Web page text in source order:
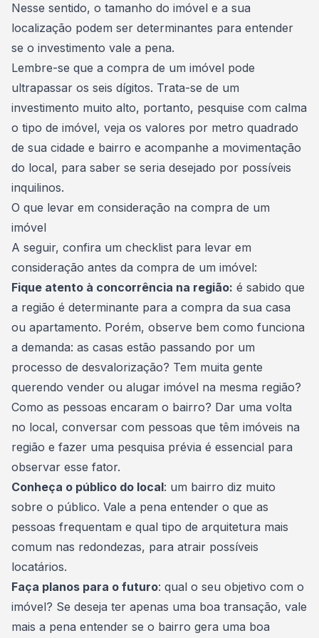
Nesse sentido, o tamanho do imóvel e a sua
localização podem ser determinantes para entender
se o investimento vale a pena.
Lembre-se que a compra de um imóvel pode
ultrapassar os seis dígitos. Trata-se de um
investimento muito alto, portanto, pesquise com calma
o tipo de imóvel, veja os valores por metro quadrado
de sua cidade e bairro e acompanhe a movimentação
do local, para saber se seria desejado por possíveis
inquilinos.
O que levar em consideração na compra de um
imóvel
A seguir, confira um checklist para levar em
consideração antes da compra de um imóvel:
Fique atento à concorrência na região: é sabido que
a região é determinante para a compra da sua casa
ou apartamento. Porém, observe bem como funciona
a demanda: as casas estão passando por um
processo de desvalorização? Tem muita gente
querendo vender ou alugar imóvel na mesma região?
Como as pessoas encaram o bairro? Dar uma volta
no local, conversar com pessoas que têm imóveis na
região e fazer uma pesquisa prévia é essencial para
observar esse fator.
Conheça o público do local: um bairro diz muito
sobre o público. Vale a pena entender o que as
pessoas frequentam e qual tipo de arquitetura mais
comum nas redondezas, para atrair possíveis
locatários.
Faça planos para o futuro: qual o seu objetivo com o
imóvel? Se deseja ter apenas uma boa transação, vale
mais a pena entender se o bairro gera uma boa